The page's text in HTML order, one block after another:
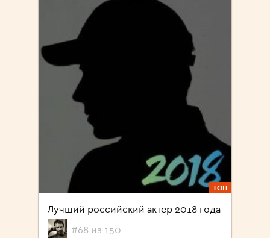
ТОП
Лучший российский актер 2018 года
#68 из 150